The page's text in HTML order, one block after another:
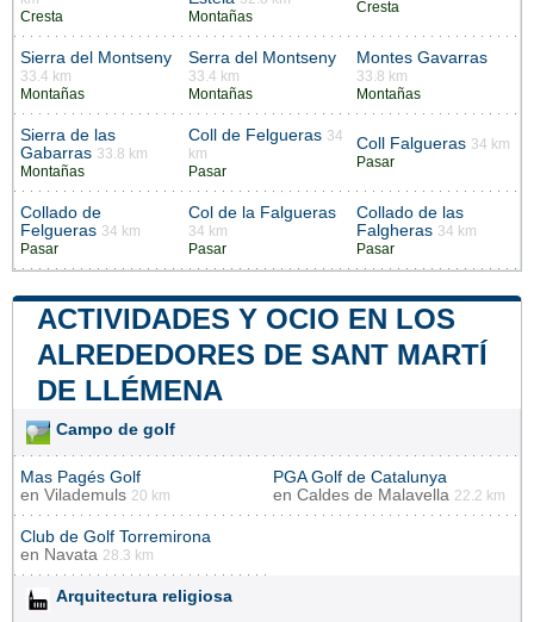
Cresta
Montañas
Cresta
Sierra del Montseny
33.4 km
Montañas
Serra del Montseny
33.4 km
Montañas
Montes Gavarras
33.8 km
Montañas
Sierra de las
Gabarras 33.8 km
Montañas
Coll de Felgueras 34
km
Pasar
Coll Falgueras 34 km
Pasar
Collado de
Felgueras 34 km
Pasar
Col de la Falgueras
34 km
Pasar
Collado de las
Falgheras 34 km
Pasar
ACTIVIDADES Y OCIO EN LOS
ALREDEDORES DE SANT MARTÍ
DE LLÉMENA
Campo de golf
Mas Pagés Golf
en Vilademuls 20 km
PGA Golf de Catalunya
en Caldes de Malavella 22.2 km
Club de Golf Torremirona
en Navata 28.3 km
Arquitectura religiosa